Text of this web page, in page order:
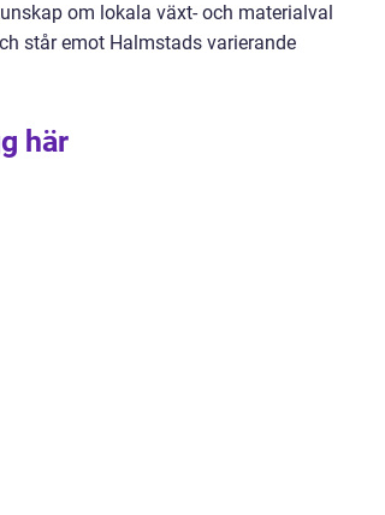
om lokala växt- och materialval
står emot Halmstads varierande
här